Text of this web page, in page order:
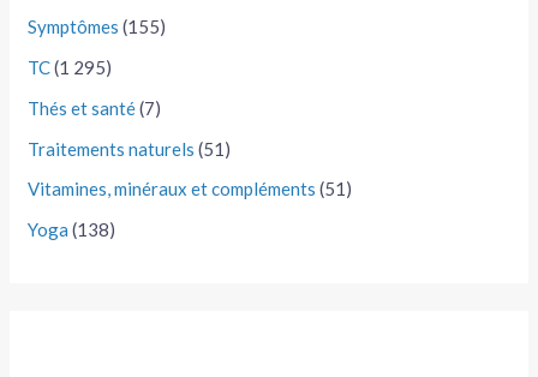
Symptômes (155)
TC(1 295)
Thés et santé(7)
Traitements naturels (51)
Vitamines, minéraux et compléments (51)
Yoga (138)